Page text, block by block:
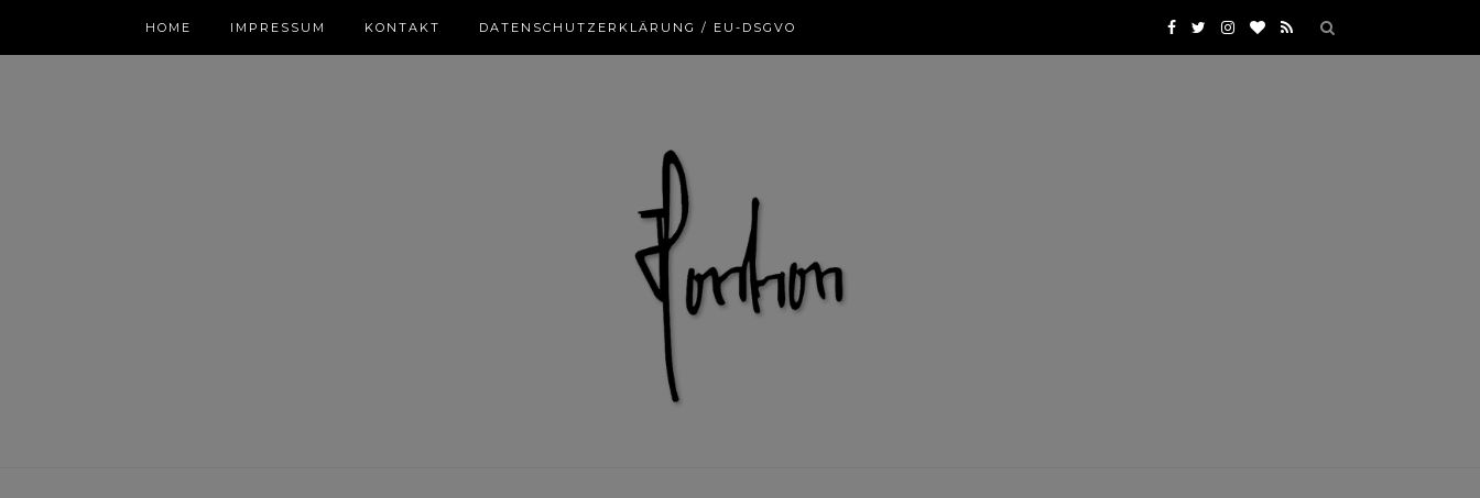
HOME IMPRESSUM KONTAKT DATENSCHUTZERKLÄRUNG / EU-DSGVO